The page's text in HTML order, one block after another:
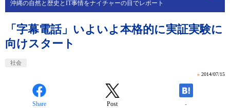
沖縄の自然と歴史とIT事情をナイチャーの目でレポート
「字幕電話」いよいよ本格的に実証実験に
向けスタート
社会
» 2014/07/15
Share Post -